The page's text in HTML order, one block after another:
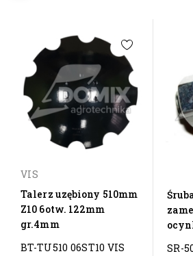
VIS
Talerz uzębiony 510mm
Z10 6otw. 122mm
gr.4mm
BT-TU510 06ST10 VIS
SR-